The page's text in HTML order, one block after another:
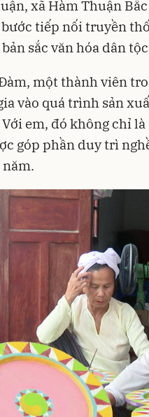
xã Hàm Thuận
tiếp nối truyền
sắc văn hóa dân
một thành viên
vào quá trình sản
em, đó không chỉ
góp phần duy trì